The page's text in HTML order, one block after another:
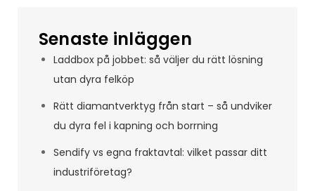
Senaste inläggen
Laddbox på jobbet: så väljer du rätt lösning
utan dyra felköp
Rätt diamantverktyg från start – så undviker
du dyra fel i kapning och borrning
Sendify vs egna fraktavtal: vilket passar ditt
industriföretag?